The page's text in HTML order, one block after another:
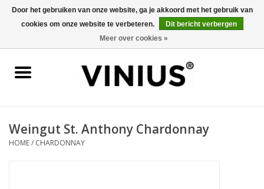
0 Artikelen - €0,00
Wijn per kleur/soort
Weingut St. Anthony Chardonnay
HOME/ CHARDONNAY
Door het gebruiken van onze website, ga je akkoord met het gebruik van
cookies om onze website te verbeteren.
Dit bericht verbergen
Meer over cookies »